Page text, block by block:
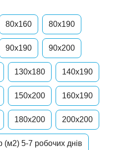
80х160 80x190
90x190 90x200
130x180 140x190
150x200 160x190
180x200 200x200
(м2) 5-7 робочих днів